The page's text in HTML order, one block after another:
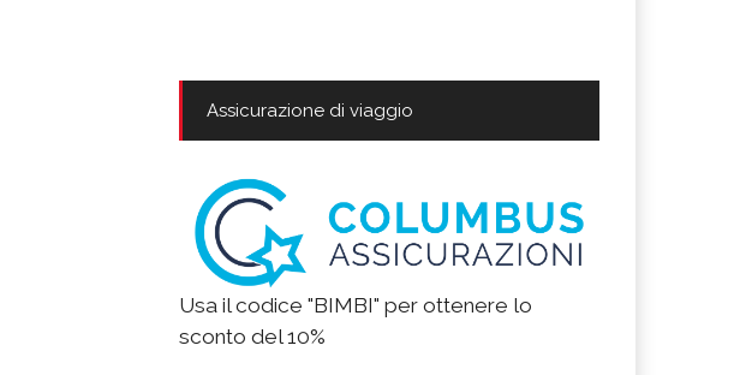
Assicurazione di viaggio
Usa il codice "BIMBI" per ottenere lo
sconto del 10%